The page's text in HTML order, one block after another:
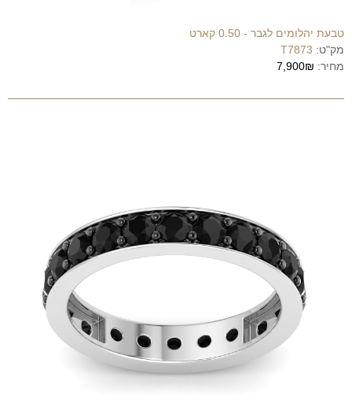
טבעת יהלומים לגבר - 0.50 קארט
מק"ט: T7873
מחיר: 7,900₪